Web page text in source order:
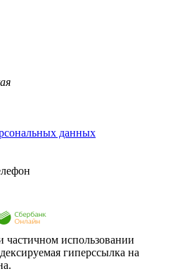
данных
использовании
гиперссылка на